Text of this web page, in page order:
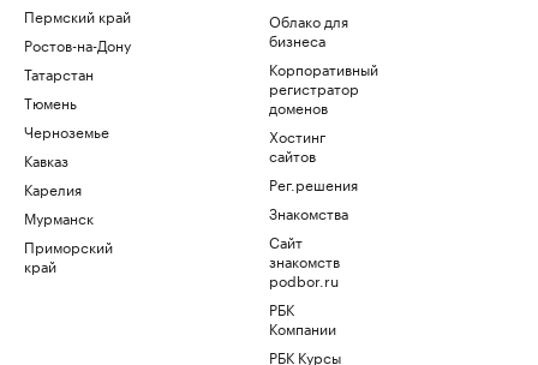
Пермский край
Ростов-на-Дону
Татарстан
Тюмень
Черноземье
Кавказ
Карелия
Мурманск
Приморский
край
Облако для
бизнеса
Корпоративный
регистратор
доменов
Хостинг
сайтов
Рег.решения
Знакомства
Сайт
знакомств
podbor.ru
РБК
Компании
РБК Курсы